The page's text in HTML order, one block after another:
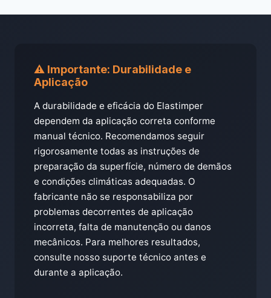
⚠️ Importante: Durabilidade e
Aplicação
A durabilidade e eficácia do Elastimper
dependem da aplicação correta conforme
manual técnico. Recomendamos seguir
rigorosamente todas as instruções de
preparação da superfície, número de demãos
e condições climáticas adequadas. O
fabricante não se responsabiliza por
problemas decorrentes de aplicação
incorreta, falta de manutenção ou danos
mecânicos. Para melhores resultados,
consulte nosso suporte técnico antes e
durante a aplicação.